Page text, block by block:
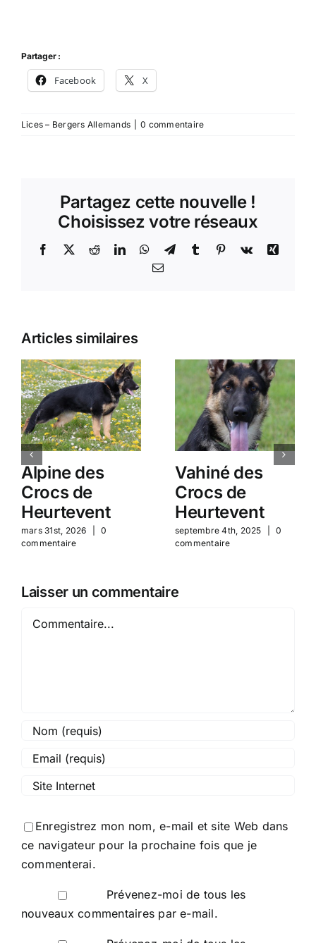
Partager :
Facebook X
Lices – Bergers Allemands 0 commentaire
Partagez cette nouvelle !
Choisissez votre réseaux
Facebook
TwitterRedditLinkedInWhatsApp
TelegramTumblr Pinterest
Vk
Xing
Email
Articles similaires
Alpine des
Crocs de
Heurtevent
mars 31st, 2026
0
commentaire
Vahiné des
Crocs de
Heurtevent
septembre 4th, 2025
0
commentaire
Laisser un commentaire
Commentaire
Enregistrez mon nom, e-mail et site Web dans
ce navigateur pour la prochaine fois que je
commenterai.
Prévenez-moi de tous les
nouveaux commentaires par e-mail.